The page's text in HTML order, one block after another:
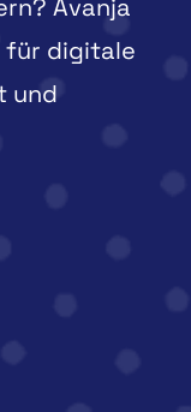
Avanja
für digitale
und